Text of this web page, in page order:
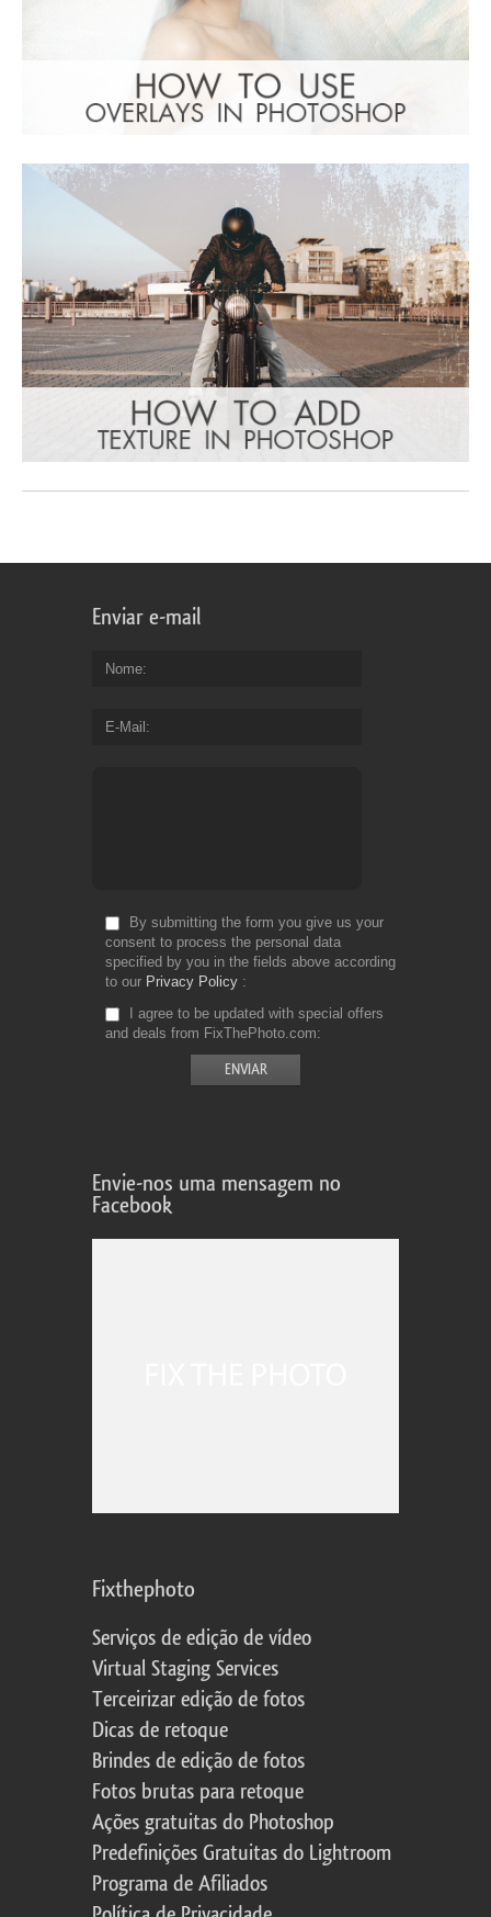
Enviar e-mail
Nome
E-Mail
By submitting the form you give us your
consent to process the personal data
specified by you in the fields above according
to our Privacy Policy
I agree to be updated with special offers
and deals from FixThePhoto.com
Envie-nos uma mensagem no
Facebook
Fixthephoto
Serviços de edição de vídeo
Virtual Staging Services
Terceirizar edição de fotos
Dicas de retoque
Brindes de edição de fotos
Fotos brutas para retoque
Ações gratuitas do Photoshop
Predefinições Gratuitas do Lightroom
Programa de Afiliados